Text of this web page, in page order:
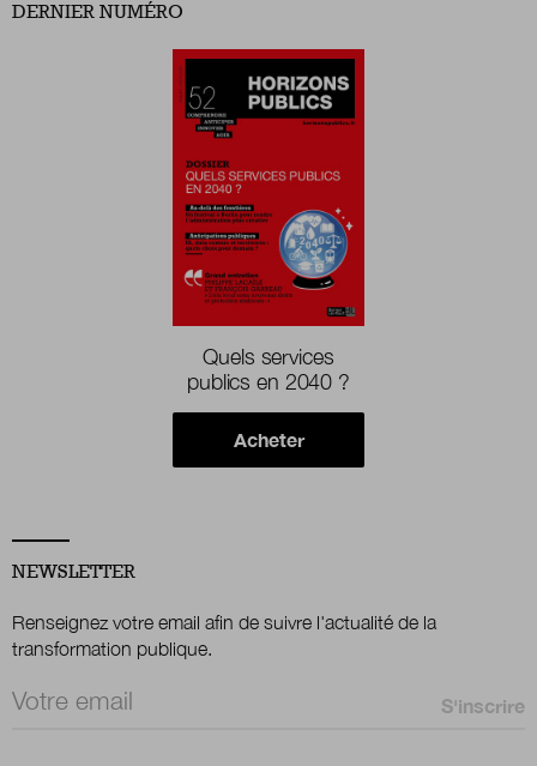
DERNIER NUMÉRO
Quels services
publics en 2040 ?
Acheter
NEWSLETTER
Renseignez votre email afin de suivre l'actualité de la
transformation publique.
Email *